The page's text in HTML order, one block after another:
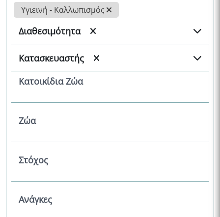
Υγιεινή - Καλλωπισμός
Διαθεσιμότητα
Κατασκευαστής
Κατοικίδια Ζώα
Ζώα
Στόχος
Ανάγκες